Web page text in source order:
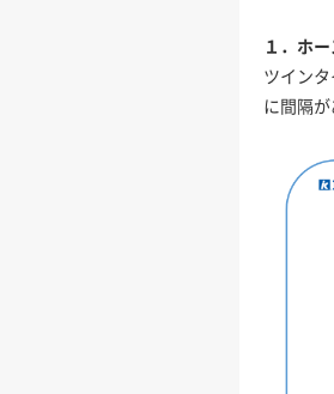
１．ホ
ツイン
に間隔